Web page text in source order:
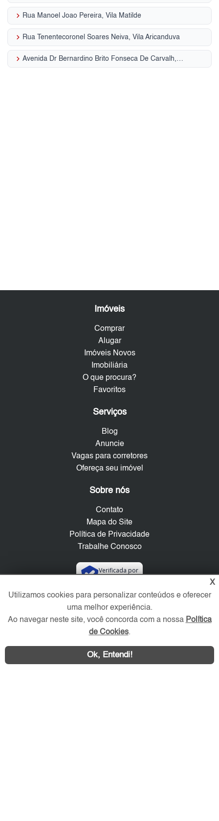
keyboard_arrow_right Rua Manoel Joao Pereira, Vila Matilde
keyboard_arrow_right Rua Tenentecoronel Soares Neiva, Vila Aricanduva
keyboard_arrow_right Avenida Dr Bernardino Brito Fonseca De Carvalh, Vila Talarico
Imóveis
Comprar
Alugar
Imóveis Novos
Imobiliária
O que procura?
Favoritos
Serviços
Blog
Anuncie
Vagas para corretores
Ofereça seu imóvel
Sobre nós
Contato
Mapa do Site
Política de Privacidade
Trabalhe Conosco
Verificada por
Redes Sociais
X
Utilizamos cookies para personalizar conteúdos e oferecer
uma melhor experiência.
Ao navegar neste site, você concorda com a nossa Política
de Cookies.
Ok, Entendi!